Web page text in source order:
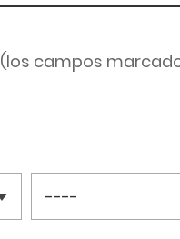
(los campos